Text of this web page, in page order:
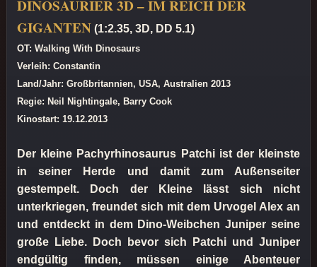
DINOSAURIER 3D – IM REICH DER
GIGANTEN (1:2.35, 3D, DD 5.1)
OT: Walking With Dinosaurs
Verleih: Constantin
Land/Jahr: Großbritannien, USA, Australien 2013
Regie: Neil Nightingale, Barry Cook
Kinostart: 19.12.2013
Der kleine Pachyrhinosaurus Patchi ist der kleinste
in seiner Herde und damit zum Außenseiter
gestempelt. Doch der Kleine lässt sich nicht
unterkriegen, freundet sich mit dem Urvogel Alex an
und entdeckt in dem Dino-Weibchen Juniper seine
große Liebe. Doch bevor sich Patchi und Juniper
endgültig finden, müssen einige Abenteuer